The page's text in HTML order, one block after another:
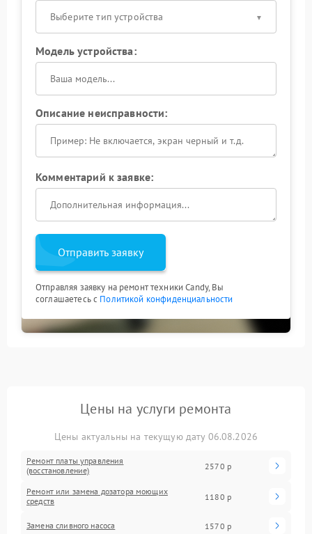
Выберите тип устройства
Модель устройства:
Описание неисправности:
Комментарий к заявке:
Отправить заявку
Отправляя заявку на ремонт техники Candy, Вы
соглашаетесь с Политикой конфиденциальности
Цены на услуги ремонта
Цены актуальны на текущую дату 06.08.2026
Ремонт платы управления
(восстановление)
2570 р
Ремонт или замена дозатора моющих
средств
1180 р
Замена сливного насоса 1570 р